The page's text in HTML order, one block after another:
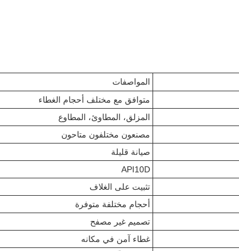
المواصفات
متوافق مع مختلف أحجام الغطاء
المزلق، المطاوئ، المطاوع
مصنعون مختلفون متاحون
صيانة قليلة
API10D
تثبيت على الغلاف
أحجام مختلفة متوفرة
تصميم غير مصفح
غطاء آمن في مكانه